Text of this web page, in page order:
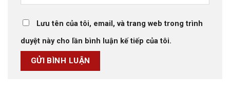
Lưu tên của tôi, email, và trang web trong trình
duyệt này cho lần bình luận kế tiếp của tôi.